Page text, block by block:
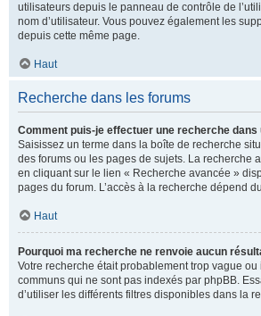
utilisateurs depuis le panneau de contrôle de
nom d’utilisateur. Vous pouvez également les
depuis cette même page.
Haut
Recherche dans les forums
Comment puis-je effectuer une recherche dans
Saisissez un terme dans la boîte de recherche
des forums ou les pages de sujets. La recherche
en cliquant sur le lien « Recherche avancée »
pages du forum. L’accès à la recherche dépend
Haut
Pourquoi ma recherche ne renvoie aucun
Votre recherche était probablement trop vague
communs qui ne sont pas indexés par phpBB.
d’utiliser les différents filtres disponibles dans la